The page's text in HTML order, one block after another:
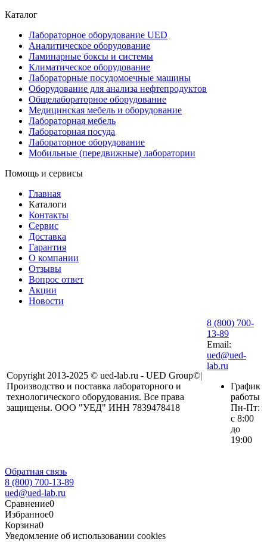
Каталог
Лабораторное оборудование UED
Аналитическое оборудование
Ламинарные боксы и системы
Климатическое оборудование
Лабораторные посудомоечные машины
Оборудование для анализа нефтепродуктов
Общелабораторное оборудование
Медицинская мебель и оборудование
Лабораторная мебель
Лабораторная посуда
Лабораторное оборудование
Мобильные (передвижные) лаборатории
Помощь и сервисы
Главная
Каталоги
Контакты
Сервис
Доставка
Гарантия
О компании
Отзывы
Вопрос ответ
Акции
Новости
Copyright 2013-2025 © ued-lab.ru - UED Group©|
Производство и поставка лабораторного и
технологического оборудования. Все права
защищены. ООО "УЕД" ИНН 7839478418
8 (800) 700-
13-89
Email:
ued@ued-
lab.ru
График
работы
Пн-Пт:
с 8:00
до
19:00
Обратная связь
8 (800) 700-13-89
ued@ued-lab.ru
Сравнение0
Избранное0
Корзина0
Уведомление об использовании cookies